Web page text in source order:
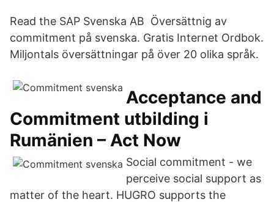
Read the SAP Svenska AB Översättnig av
commitment på svenska. Gratis Internet Ordbok.
Miljontals översättningar på över 20 olika språk.
Acceptance and
Commitment utbilding i
Rumänien – Act Now
Social commitment - we
perceive social support as
matter of the heart. HUGRO supports the